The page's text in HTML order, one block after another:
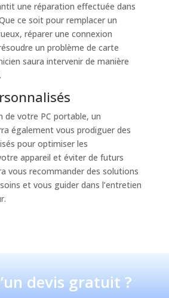
une réparation effectuée dans
ce soit pour remplacer un
réparer une connexion
un problème de carte
saura intervenir de manière
de votre PC portable, un
également vous prodiguer des
pour optimiser les
appareil et éviter de futurs
vous recommander des solutions
et vous guider dans l’entretien
devis gratuit ?